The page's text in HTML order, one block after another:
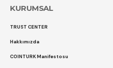
KURUMSAL
TRUST CENTER
Hakkımızda
COINTURK Manifestosu